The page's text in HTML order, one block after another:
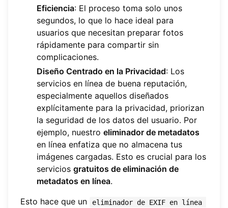
Eficiencia: El proceso toma solo unos
segundos, lo que lo hace ideal para
usuarios que necesitan preparar fotos
rápidamente para compartir sin
complicaciones.
Diseño Centrado en la Privacidad: Los
servicios en línea de buena reputación,
especialmente aquellos diseñados
explícitamente para la privacidad, priorizan
la seguridad de los datos del usuario. Por
ejemplo, nuestro eliminador de metadatos
en línea enfatiza que no almacena tus
imágenes cargadas. Esto es crucial para los
servicios gratuitos de eliminación de
metadatos en línea.
Esto hace que un
eliminador de EXIF en línea